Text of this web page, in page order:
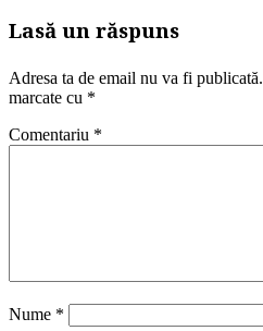
Lasă un răspuns
Adresa ta de email nu va fi publicată.
marcate cu *
Comentariu *
Nume *